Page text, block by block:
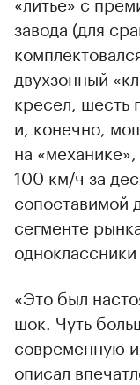
завода (для
двухзонный
кресел, шесть
и, конечно,
на
100 км/ч за
сопоставимой
сегменте
«Это был
шок. Чуть
современную
описал